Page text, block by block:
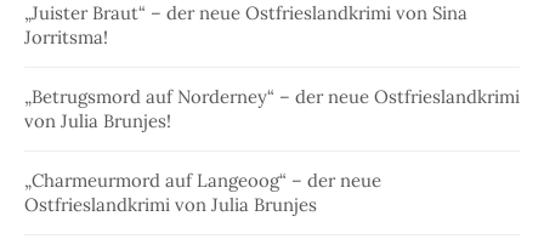
„Juister Braut“ – der neue Ostfrieslandkrimi von Sina
Jorritsma!
„Betrugsmord auf Norderney“ – der neue Ostfrieslandkrimi
von Julia Brunjes!
„Charmeurmord auf Langeoog“ – der neue
Ostfrieslandkrimi von Julia Brunjes